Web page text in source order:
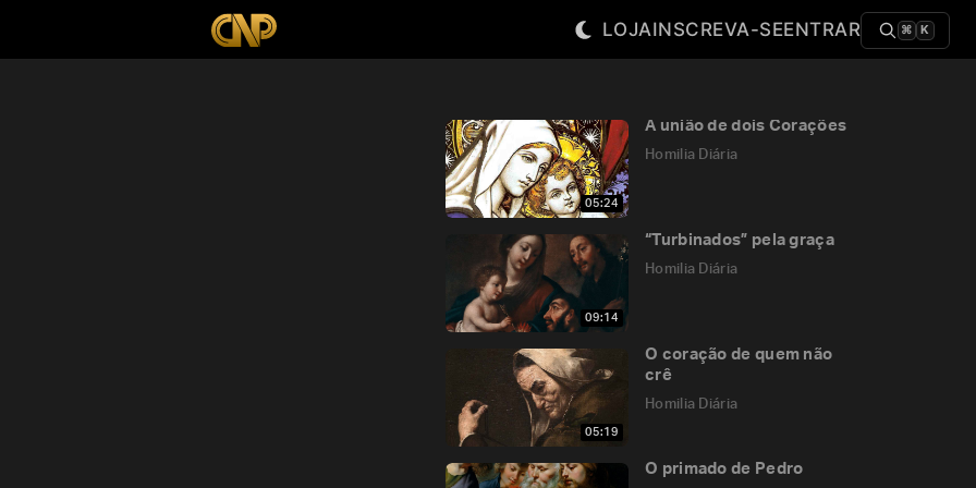
LOJAINSCREVA-SEENTRAR ⌘ K
05:24
A união de dois Corações
Homilia Diária
09:14
“Turbinados” pela graça
Homilia Diária
05:19
O coração de quem não
crê
Homilia Diária
O primado de Pedro